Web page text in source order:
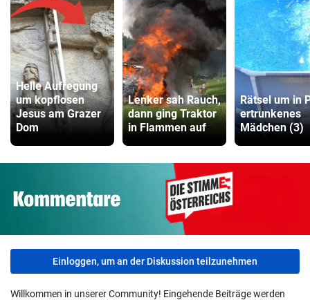
Helle Aufregung
um kopflosen
Jesus am Grazer
Dom
Lenker sah Rauch,
dann ging Traktor
in Flammen auf
Rätsel um in
ertrunkenes
Mädchen (3)
Einloggen, um an der Diskussion teilzunehmen
Willkommen in unserer Community! Eingehende Beiträge werden